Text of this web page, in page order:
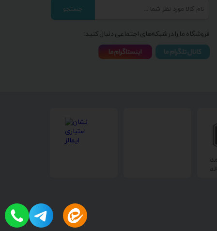
جستجو
فروشگاه ما را در شبکه‌های اجتماعی دنبال کنید: